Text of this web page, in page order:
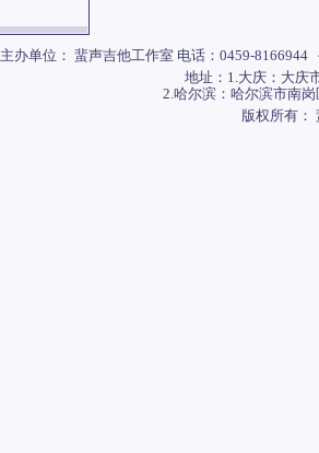
主办单位： 蜚声吉他工作室 电话：0459-
地址：1.大庆：大庆
2.哈尔滨：哈尔滨市南
版权所有：